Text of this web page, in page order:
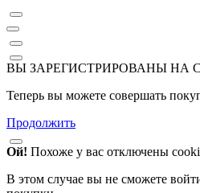
ВЫ ЗАРЕГИСТРИРОВАНЫ НА
Теперь вы можете совершать
Продолжить
Ой! Похоже у вас отключены
В этом случае вы не сможете